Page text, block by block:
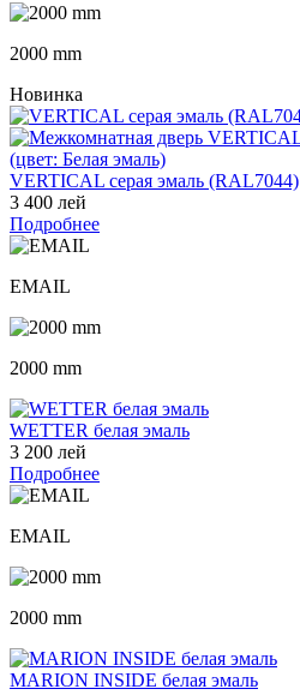
2000 mm
Новинка
VERTICAL серая эмаль (RAL7044)
3 400 лей
Подробнее
EMAIL
2000 mm
WETTER белая эмаль
3 200 лей
Подробнее
EMAIL
2000 mm
MARION INSIDE белая эмаль